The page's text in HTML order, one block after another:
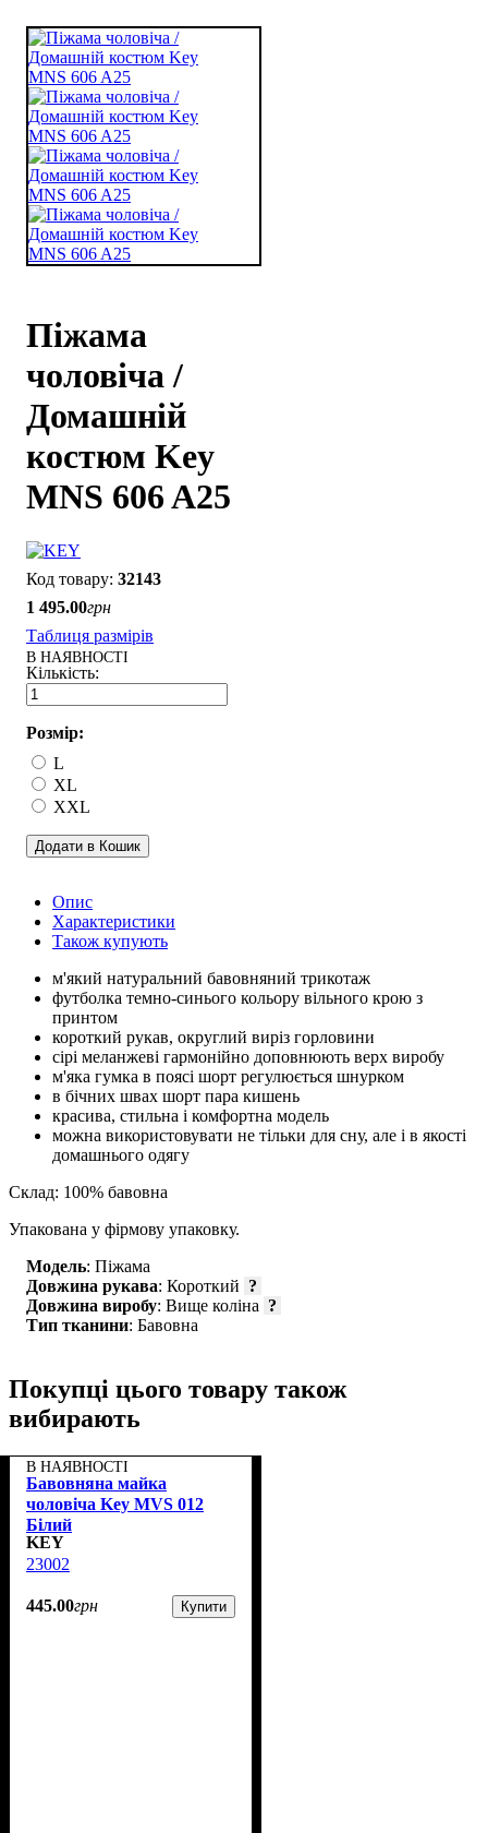
Піжама
чоловіча /
Домашній
костюм Key
MNS 606 A25
32143
1 495.00грн
Таблиця размірів
В НАЯВНОСТІ
Розмір:
L
XL
XXL
Додати в Кошик
Опис
Характеристики
Також купують
м'який натуральний бавовняний трикотаж
футболка темно-синього кольору вільного крою з
принтом
короткий рукав, округлий виріз горловини
сірі меланжеві гармонійно доповнюють верх виробу
м'яка гумка в поясі шорт регулюється шнурком
в бічних швах шорт пара кишень
красива, стильна і комфортна модель
можна використовувати не тільки для сну, але і в якості
домашнього одягу
Склад: 100% бавовна
Упакована у фірмову упаковку.
Модель: Піжама
Довжина рукава: Короткий ?
Довжина виробу: Вище коліна ?
Тип тканини: Бавовна
Покупці цього товару також
вибирають
В НАЯВНОСТІ
Бавовняна майка
чоловіча Key MVS 012
Білий
KEY
23002
445.00грн Купити